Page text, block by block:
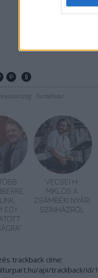
Turnébusz
EGY
VECSEI H.
MIKLÓS A
ZSÁMBÉKI NYÁRI
SZÍNHÁZRÓL
trackback címe:
api/trackback/id/